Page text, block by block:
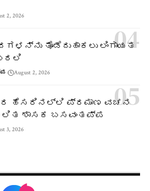
2, 2026
ತೊಡೆದುಹಾಕಲು ಲಿಂಗಾಯತ
August 2, 2026
ಹೆಸರಿನಲ್ಲಿ ಪ್ರಮಾಣ ವಚನ
ಶಾಸಕ ಬಸವಂತಪ್ಪ
3, 2026